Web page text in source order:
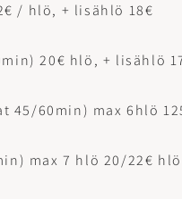
/ hlö, + lisählö 18€​
20€ hlö, + lisählö
60min) max 6hlö
max 7 hlö 20/22€ hlö